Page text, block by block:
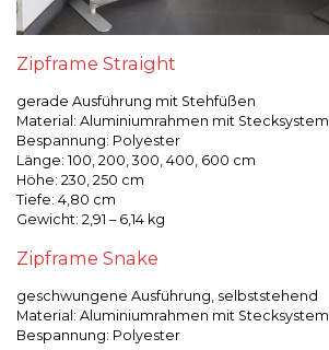
Zipframe Straight
gerade Ausführung mit Stehfüßen
Material: Aluminiumrahmen mit Stecksystem
Bespannung: Polyester
Länge: 100, 200, 300, 400, 600 cm
Höhe: 230, 250 cm
Tiefe: 4,80 cm
Gewicht: 2,91 – 6,14 kg
Zipframe Snake
geschwungene Ausführung, selbststehend
Material: Aluminiumrahmen mit Stecksystem
Bespannung: Polyester